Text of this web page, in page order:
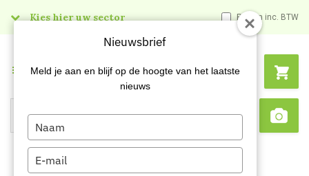
Kies hier uw sector Prijzen inc. BTW
Search
Menu
Nieuwsbrief
Meld je aan en blijf op de hoogte van het laatste
nieuws
Type
your
name
Type
your